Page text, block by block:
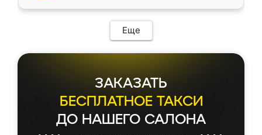
мебель сразу встала на свое место без
каких-либо доработок. Качеством осталась
довольна, все выглядит так, как и ожидала.
Еще
ЗАКАЗАТЬ
БЕСПЛАТНОЕ ТАКСИ
ДО НАШЕГО САЛОНА